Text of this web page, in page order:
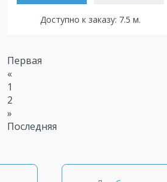
Доступно к заказу: 7.5 м.
Первая
«
1
2
»
Последняя